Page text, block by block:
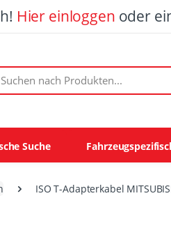
Hier einloggen oder
nach Produkten:
Suche
ISO T-Adapterkabel